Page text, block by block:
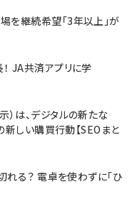
を継続希望「3年以上」が
JA共済アプリに学
）は、デジタルの新たな
新しい購買行動【SEOまと
れる？ 電卓を使わずに「ひ